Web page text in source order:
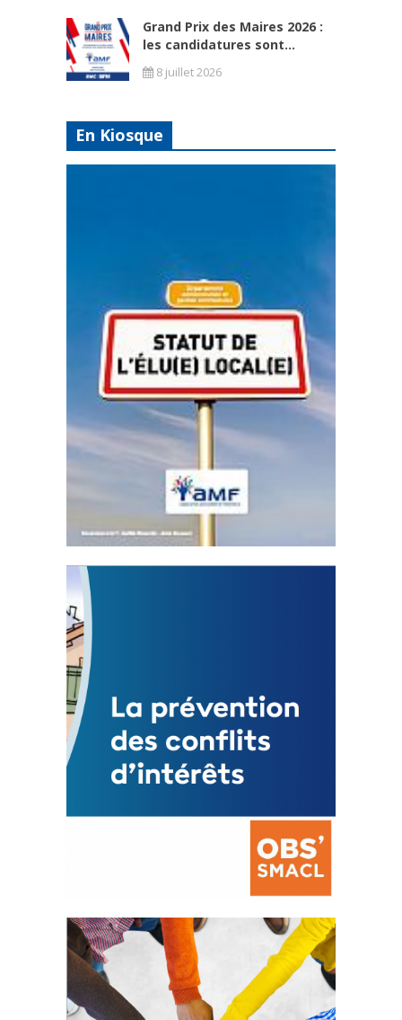
Grand Prix des Maires 2026 :
les candidatures sont...
8 juillet 2026
En Kiosque
Statut de l’élu local
3 avril 2024
Mise à jour avril 2024
FEUILLETER
La prévention des conflits
d’intérêts
18 septembre 2023
FEUILLETER